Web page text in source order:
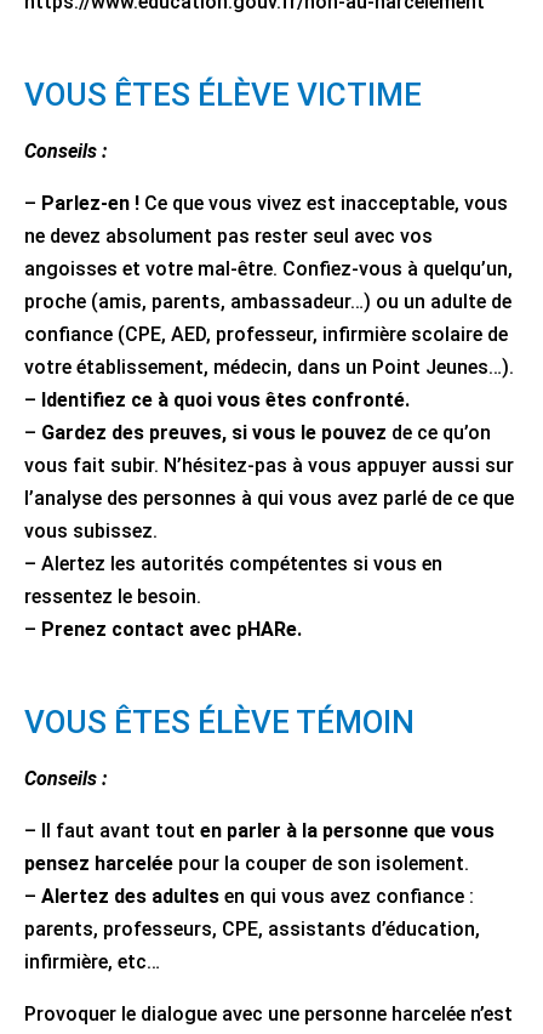
VOUS ÊTES ÉLÈVE VICTIME
Conseils :
– Parlez-en ! Ce que vous vivez est inacceptable, vous
ne devez absolument pas rester seul avec vos
angoisses et votre mal-être. Confiez-vous à quelqu’un,
proche (amis, parents, ambassadeur…) ou un adulte de
confiance (CPE, AED, professeur, infirmière scolaire de
votre établissement, médecin, dans un Point Jeunes…).
– Identifiez ce à quoi vous êtes confronté.
– Gardez des preuves, si vous le pouvez de ce qu’on
vous fait subir. N’hésitez-pas à vous appuyer aussi sur
l’analyse des personnes à qui vous avez parlé de ce que
vous subissez.
– Alertez les autorités compétentes si vous en
ressentez le besoin.
– Prenez contact avec pHARe.
VOUS ÊTES ÉLÈVE TÉMOIN
Conseils :
– Il faut avant tout en parler à la personne que vous
pensez harcelée pour la couper de son isolement.
– Alertez des adultes en qui vous avez confiance :
parents, professeurs, CPE, assistants d’éducation,
infirmière, etc…
Provoquer le dialogue avec une personne harcelée n’est